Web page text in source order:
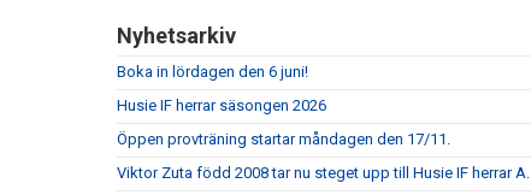
Nyhetsarkiv
Boka in lördagen den 6 juni!
Husie IF herrar säsongen 2026
Öppen provträning startar måndagen den 17/11.
Viktor Zuta född 2008 tar nu steget upp till Husie IF herrar A.